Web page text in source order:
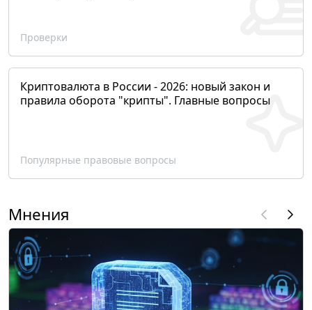
Проверки
Криптовалюта в России - 2026: новый закон и
правила оборота "крипты". Главные вопросы
Популярные правовые вопросы
Мнения